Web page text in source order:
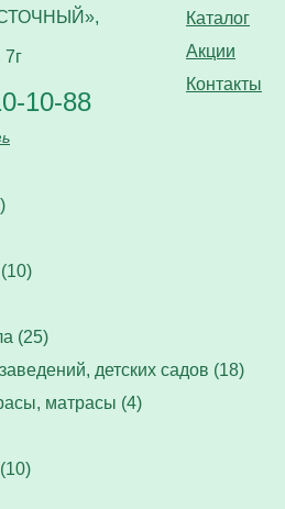
Каталог
Акции
Контакты
10-88
(25)
детских садов (18)
матрасы (4)